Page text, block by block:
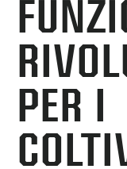
PER I